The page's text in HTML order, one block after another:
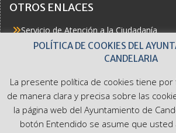
OTROS ENLACES
Servicio de Atención a la Ciudadanía
Actualidad
Buzón del Ciudadano
Accesibilidad
POLÍTICA DE COOKIES DEL
CANDELARIA
La presente política de cookies tiene
de manera clara y precisa sobre las
la página web del Ayuntamiento de
botón Entendido se asume que usted